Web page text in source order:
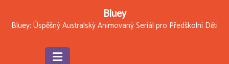
content
Bluey
Bluey: Úspěšný Australský Animovaný Seriál pro Předškolní Děti